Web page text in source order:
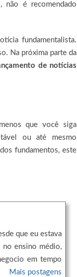
não é recomendado
fundamentalista.
Na próxima parte da
de notícias
que você siga
ou até mesmo
fundamentos, este
que eu estava
no ensino médio,
em tempo
Mais postagens